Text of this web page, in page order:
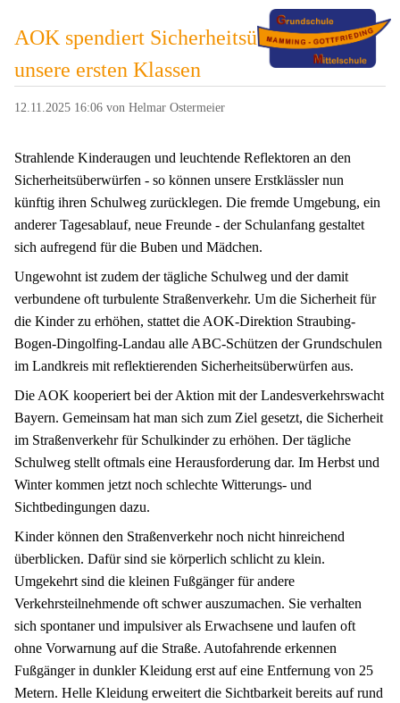
AOK spendiert Sicherheitsüberwürfe für
unsere ersten Klassen
12.11.2025 16:06 von Helmar Ostermeier
Strahlende Kinderaugen und leuchtende Reflektoren an den
Sicherheitsüberwürfen - so können unsere Erstklässler nun
künftig ihren Schulweg zurücklegen. Die fremde Umgebung, ein
anderer Tagesablauf, neue Freunde - der Schulanfang gestaltet
sich aufregend für die Buben und Mädchen.
Ungewohnt ist zudem der tägliche Schulweg und der damit
verbundene oft turbulente Straßenverkehr. Um die Sicherheit für
die Kinder zu erhöhen, stattet die AOK-Direktion Straubing-
Bogen-Dingolfing-Landau alle ABC-Schützen der Grundschulen
im Landkreis mit reflektierenden Sicherheitsüberwürfen aus.
Die AOK kooperiert bei der Aktion mit der Landesverkehrswacht
Bayern. Gemeinsam hat man sich zum Ziel gesetzt, die Sicherheit
im Straßenverkehr für Schulkinder zu erhöhen. Der tägliche
Schulweg stellt oftmals eine Herausforderung dar. Im Herbst und
Winter kommen jetzt noch schlechte Witterungs- und
Sichtbedingungen dazu.
Kinder können den Straßenverkehr noch nicht hinreichend
überblicken. Dafür sind sie körperlich schlicht zu klein.
Umgekehrt sind die kleinen Fußgänger für andere
Verkehrsteilnehmende oft schwer auszumachen. Sie verhalten
sich spontaner und impulsiver als Erwachsene und laufen oft
ohne Vorwarnung auf die Straße. Autofahrende erkennen
Fußgänger in dunkler Kleidung erst auf eine Entfernung von 25
Metern. Helle Kleidung erweitert die Sichtbarkeit bereits auf rund